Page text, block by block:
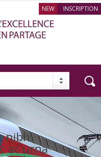
INSCRIPTION
nibh
ac urna